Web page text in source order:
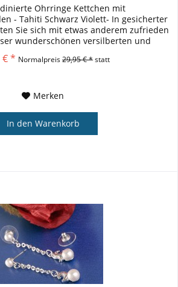
Ohrringe Kettchen mit
- Tahiti Schwarz Violett- In gesicherter
Sie sich mit etwas anderem zufrieden
wunderschönen versilberten und
rhodinierten Ohrringe...
€ * Normalpreis29,95 € *statt
Merken
In den Warenkorb